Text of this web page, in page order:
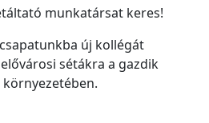
munkatársat keres!
új kollégát
sétákra a gazdik